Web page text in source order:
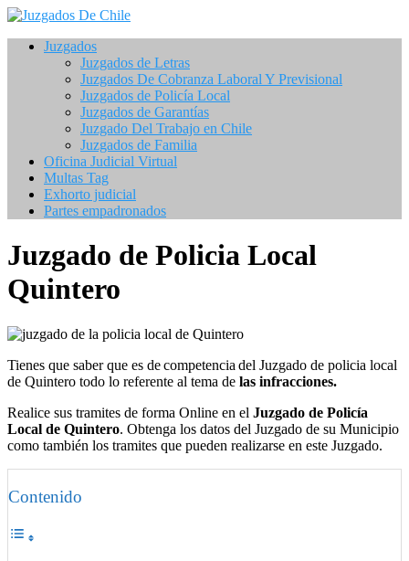
Saltar
contenidoJuzgados
Juzgados de Letras
Juzgados De Cobranza Laboral Y Previsional
Juzgados de Policía Local
Juzgados de Garantías
Juzgado Del Trabajo en Chile
Juzgados de Familia
Oficina Judicial Virtual
Multas Tag
Exhorto judicial
Partes empadronados
Juzgado de Policia Local
Quintero
Tienes que saber que es de competencia del Juzgado de policia local
de Quintero todo lo referente al tema de las infracciones.
Realice sus tramites de forma Online en el Juzgado de Policía
Local de Quintero. Obtenga los datos del Juzgado de su Municipio
como también los tramites que pueden realizarse en este Juzgado.
Contenido